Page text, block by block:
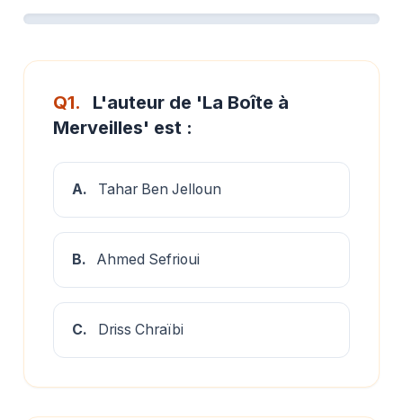
Q1.
L'auteur de 'La Boîte à
Merveilles' est :
A. Tahar Ben Jelloun
B. Ahmed Sefrioui
C. Driss Chraïbi